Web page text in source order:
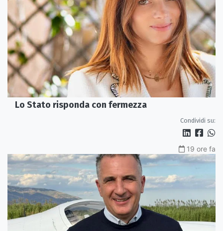
Lo Stato risponda con fermezza
Condividi su:
19 ore fa